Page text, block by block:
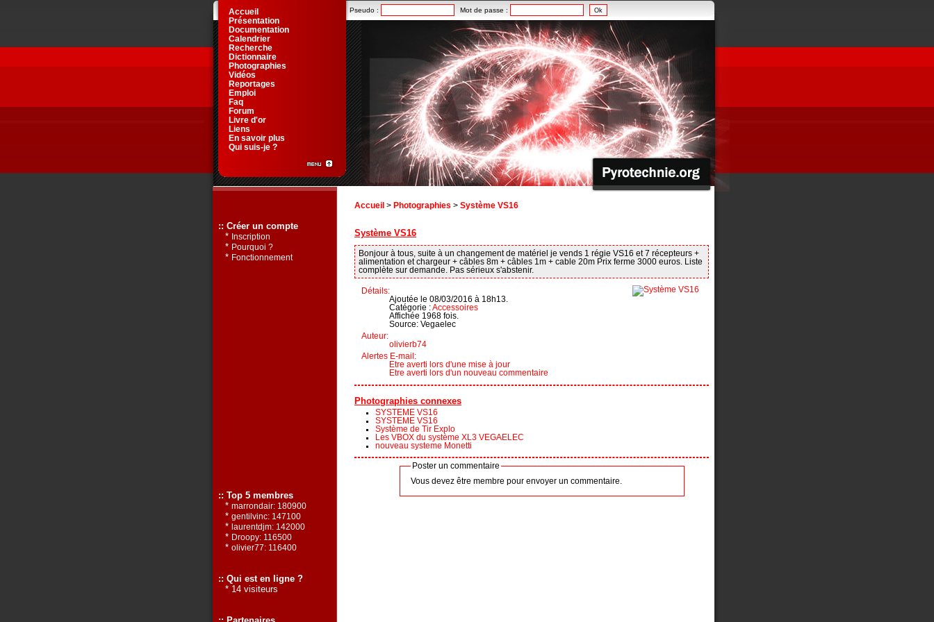
Accueil > Photographies > Système VS16
Système VS16
Bonjour à tous, suite à un changement de matériel je vends 1 régie VS16 et 7 récepteurs +
alimentation et chargeur + câbles 8m + câbles 1m + cable 20m Prix ferme 3000 euros. Liste
complète sur demande. Pas sérieux s'abstenir.
Détails:
Ajoutée le 08/03/2016 à 18h13.
Catégorie :Accessoires
Affichée 1968 fois.
Source: Vegaelec
Auteur:
olivierb74
Alertes E-mail:
Etre averti lors d'une mise à jour
Etre averti lors d'un nouveau commentaire
Photographies connexes
SYSTEME VS16
SYSTEME VS16
Système de Tir Explo
Les VBOX du système XL3 VEGAELEC
nouveau systeme Monetti
Poster un commentaire
Vous devez être membre pour envoyer un commentaire.
Pseudo : Mot de passe :
Accueil
Présentation
Documentation
Calendrier
Recherche
Dictionnaire
Photographies
Vidéos
Reportages
Emploi
Faq
Forum
Livre d'or
Liens
En savoir plus
Qui suis-je ?
:: Créer un compte
* Inscription
* Pourquoi ?
* Fonctionnement
:: Top 5 membres
* marrondair: 180900
* gentilvinc: 147100
* laurentdjm: 142000
* Droopy: 116500
* olivier77: 116400
:: Qui est en ligne ?
* 14 visiteurs